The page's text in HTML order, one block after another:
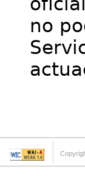
no